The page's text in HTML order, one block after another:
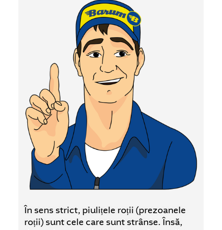
În sens strict, piulițele roții (prezoanele
roții) sunt cele care sunt strânse. Însă,